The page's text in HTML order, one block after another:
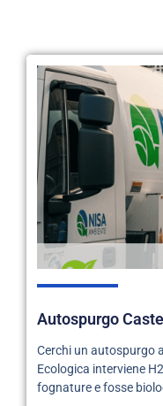
Autospurgo
Cerchi un autospurgo
Ecologica interviene
fognature e fosse